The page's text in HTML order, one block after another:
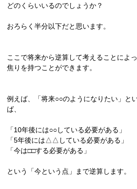
どのくらいいるのでしょうか？
おろらく半分以下だと思います。
ここで将来から逆算して考えることによっ
焦りを持つことができます。
例えば、「将来○○のようになりたい」と
ば、
「10年後には○○している必要がある」
「5年後には△△している必要がある」
「今は□□する必要がある」
という「今という点」まで逆算します。